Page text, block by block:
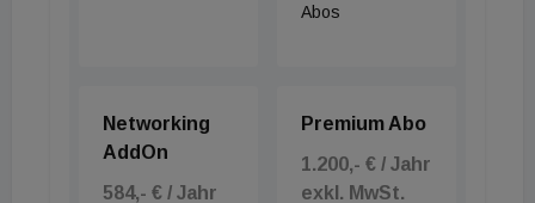
Abos
Networking
AddOn
584,- € / Jahr
Premium Abo
1.200,- € / Jahr
exkl. MwSt.